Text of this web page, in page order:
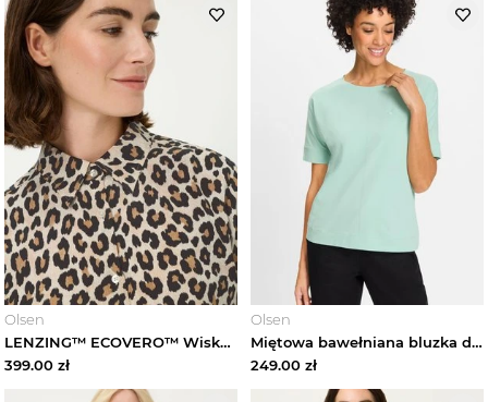
Olsen
LENZING™ ECOVERO™ Wiskozowa koszula damska w panterkę – Urban Wild Olsen
399.00 zł
Olsen
Miętowa bawełniana bluzka damska Cosima z elastanem – Urban Jungle Olsen
249.00 zł